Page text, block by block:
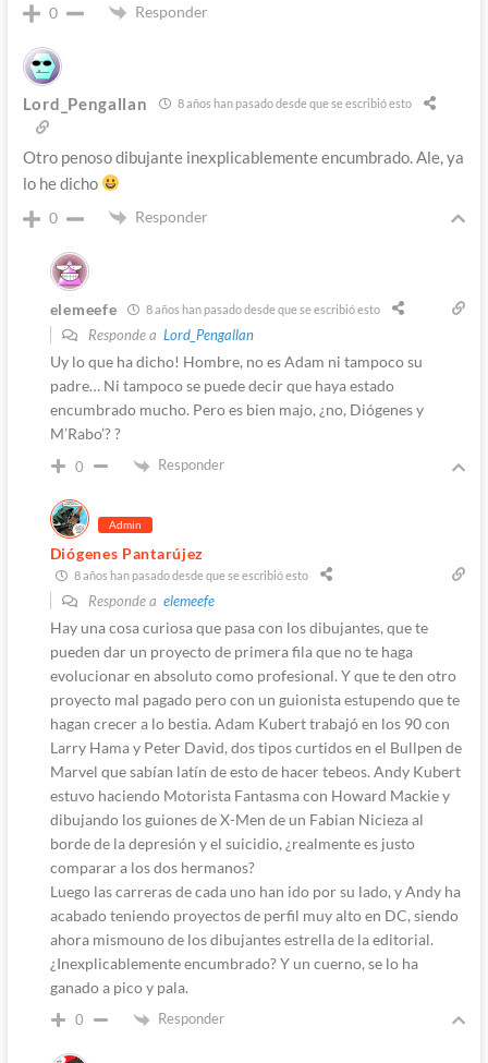
0 Responder
Lord_Pengallan 8 años han pasado desde que se escribió esto
Otro penoso dibujante inexplicablemente encumbrado. Ale, ya
lo he dicho
0 Responder
elemeefe 8 años han pasado desde que se escribió esto
Responde a Lord_Pengallan
Uy lo que ha dicho! Hombre, no es Adam ni tampoco su
padre… Ni tampoco se puede decir que haya estado
encumbrado mucho. Pero es bien majo, ¿no, Diógenes y
M’Rabo’? ?
0 Responder
Admin
Diógenes Pantarújez
8 años han pasado desde que se escribió esto
Responde a elemeefe
Hay una cosa curiosa que pasa con los dibujantes, que te
pueden dar un proyecto de primera fila que no te haga
evolucionar en absoluto como profesional. Y que te den otro
proyecto mal pagado pero con un guionista estupendo que te
hagan crecer a lo bestia. Adam Kubert trabajó en los 90 con
Larry Hama y Peter David, dos tipos curtidos en el Bullpen de
Marvel que sabían latín de esto de hacer tebeos. Andy Kubert
estuvo haciendo Motorista Fantasma con Howard Mackie y
dibujando los guiones de X-Men de un Fabian Nicieza al
borde de la depresión y el suicidio, ¿realmente es justo
comparar a los dos hermanos?
Luego las carreras de cada uno han ido por su lado, y Andy ha
acabado teniendo proyectos de perfil muy alto en DC, siendo
ahora mismouno de los dibujantes estrella de la editorial.
¿Inexplicablemente encumbrado? Y un cuerno, se lo ha
ganado a pico y pala.
0 Responder